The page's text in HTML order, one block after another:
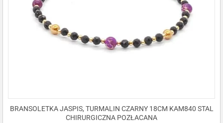
BRANSOLETKA JASPIS, TURMALIN CZARNY 18CM KAM840 STAL
CHIRURGICZNA POZŁACANA